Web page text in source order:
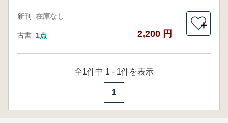
新刊 在庫なし
古書 1点 2,200 円
＋
全1件中 1 - 1件を表示
1